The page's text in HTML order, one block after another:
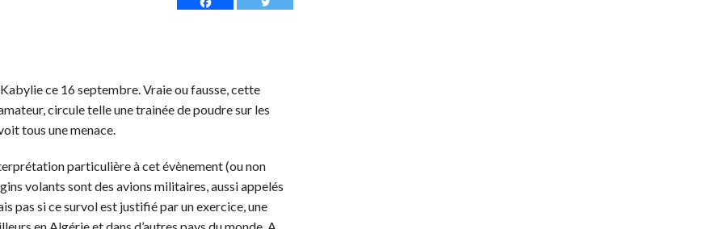
ce 16 septembre. Vraie ou fausse, cette
circule telle une trainée de poudre sur les
tous une menace.
particulière à cet évènement (ou non
volants sont des avions militaires, aussi appelés
pas si ce survol est justifié par un exercice, une